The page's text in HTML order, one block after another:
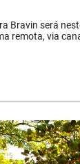
Bravin será
remota, via